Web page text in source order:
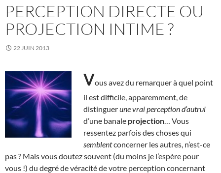
PERCEPTION DIRECTE OU
PROJECTION INTIME ?
22 JUIN 2013
Vous avez du remarquer à quel point
il est difficile, apparemment, de
distinguerune vrai perception d’autrui
d’une banale projection … Vous
ressentez parfois des choses qui
semblentconcerner les autres, n’est-ce
pas ? Mais vous doutez souvent (du moins je l’espère pour
vous !) du degré de véracité de votre perception concernant